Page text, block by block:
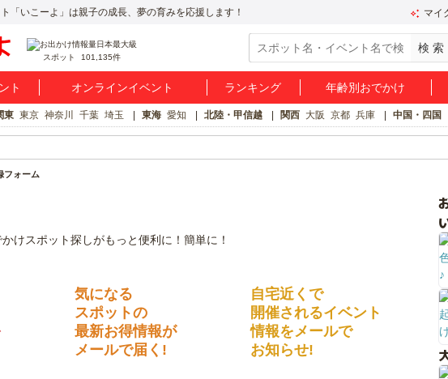
「いこーよ」は親子の成長、夢の育みを応援します！ マイ
スポット 101,135件
ト オンラインイベント ランキング 年齢別おでかけ
東 東京 神奈川 千葉 埼玉 東海 愛知 北陸・甲信越 関西 大阪 京都 兵庫 中国・四国
フォーム
気になる
スポットの
最新お得情報が
メールで届く!
自宅近くで
開催されるイベント
情報をメールで
お知らせ!